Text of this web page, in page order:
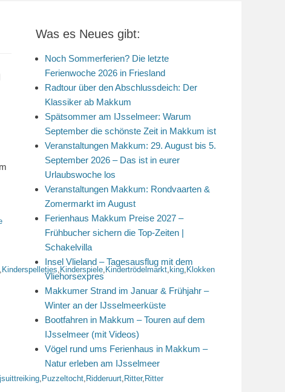
, Kinderspelletjes, Kinderspiele, Kindertrödelmarkt, king, Klokken
, Puzzeltocht, Ridderuurt, Ritter, Ritter
Was es Neues gibt:
Noch Sommerferien? Die letzte
Ferienwoche 2026 in Friesland
Radtour über den Abschlussdeich: Der
Klassiker ab Makkum
Spätsommer am IJsselmeer: Warum
September die schönste Zeit in Makkum ist
Veranstaltungen Makkum: 29. August bis 5.
September 2026 – Das ist in eurer
Urlaubswoche los
Veranstaltungen Makkum: Rondvaarten &
Zomermarkt im August
Ferienhaus Makkum Preise 2027 –
Frühbucher sichern die Top-Zeiten |
Schakelvilla
Insel Vlieland – Tagesausflug mit dem
Vliehorsexpres
Makkumer Strand im Januar & Frühjahr –
Winter an der IJsselmeerküste
Bootfahren in Makkum – Touren auf dem
IJsselmeer (mit Videos)
Vögel rund ums Ferienhaus in Makkum –
Natur erleben am IJsselmeer